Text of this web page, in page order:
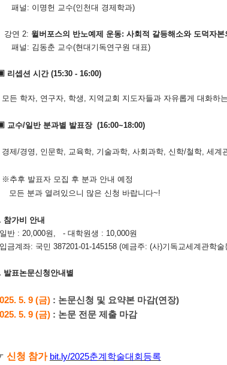
널: 이명헌 교수(인천대 경제학과)
연 2: 윌버포스의 반노예제 운동: 사회적 갈등해소와 도덕자본
널: 김동춘 교수(현대기독연구원 대표)
리셉션 시간 (15:30 - 16:00)
든 학자, 연구자, 학생 지역교회 지도자들과 자유롭게 대화하
교수/일반 분과별 발표장 (16:00~18:00)
경제/경영, 인문학, 교육학, 기술과학, 사회과학, 신학/철학, 세계
후 발표자 모집 후 분과 안내 예정
든 분과 열려있으니 많은 신청 바랍니다~!
참가비 안내
반 : 20,000원, - 대학원생 : 10,000원
금계좌: 국민 387201-01-145158 (예금주: (사)기독교세계관학술
발표논문신청안내별
5. 9 (금) : 논문신청 및 요약본 마감(연장)
5. 9 (금) : 논문 전문 제출 마감
신청 참가 bit.ly/2025춘계학술대회등록